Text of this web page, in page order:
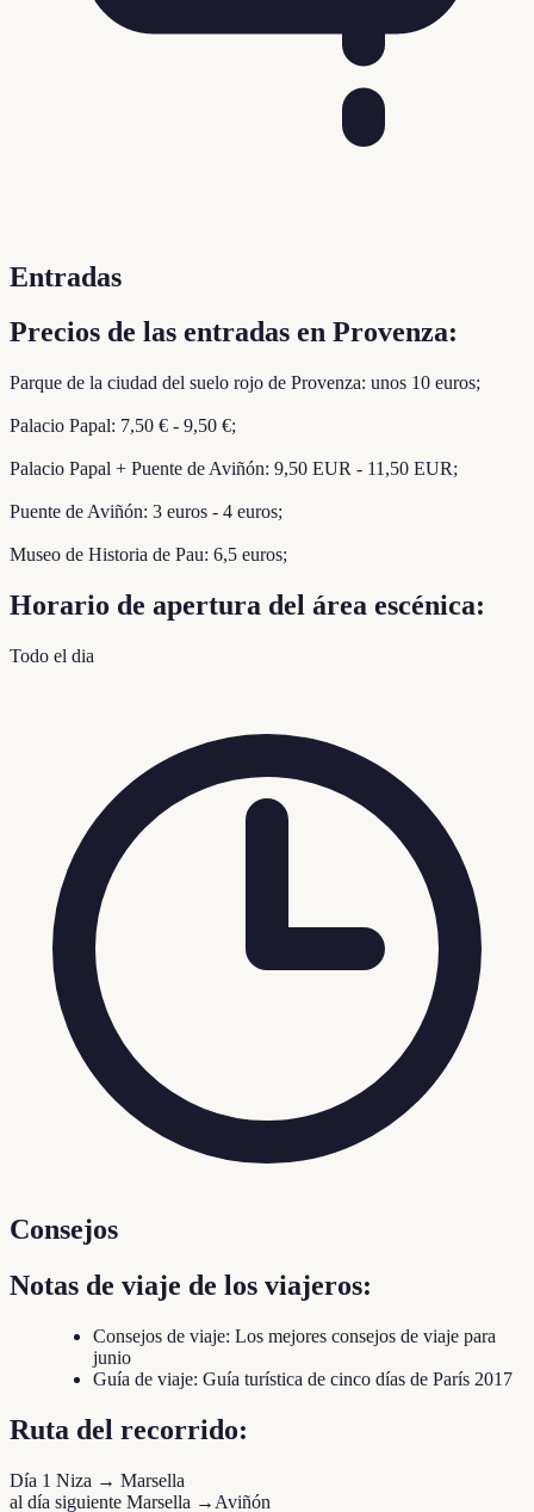
Entradas
Precios de las entradas en Provenza:
Parque de la ciudad del suelo rojo de Provenza: unos 10 euros;
Palacio Papal: 7,50 € - 9,50 €;
Palacio Papal + Puente de Aviñón: 9,50 EUR - 11,50 EUR;
Puente de Aviñón: 3 euros - 4 euros;
Museo de Historia de Pau: 6,5 euros;
Horario de apertura del área escénica:
Todo el dia
Consejos
Notas de viaje de los viajeros:
Consejos de viaje: Los mejores consejos de viaje para
junio
Guía de viaje: Guía turística de cinco días de París 2017
Ruta del recorrido:
Día 1 Niza → Marsella
al día siguiente Marsella →Aviñón